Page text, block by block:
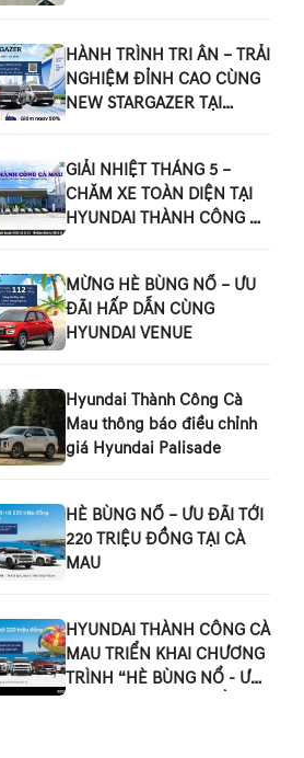
HÀNH TRÌNH TRI ÂN – TRẢI
NGHIỆM ĐỈNH CAO CÙNG
NEW STARGAZER TẠI
GIẢI NHIỆT THÁNG 5 –
CHĂM XE TOÀN DIỆN TẠI
HYUNDAI THÀNH CÔNG CÀ
MỪNG HÈ BÙNG NỔ – ƯU
ĐÃI HẤP DẪN CÙNG
HYUNDAI VENUE
Hyundai Thành Công Cà
Mau thông báo điều chỉnh
giá Hyundai Palisade
HÈ BÙNG NỔ – ƯU ĐÃI TỚI
220 TRIỆU ĐỒNG TẠI CÀ
MAU
HYUNDAI THÀNH CÔNG CÀ
MAU TRIỂN KHAI CHƯƠNG
TRÌNH “HÈ BÙNG NỔ - ƯU